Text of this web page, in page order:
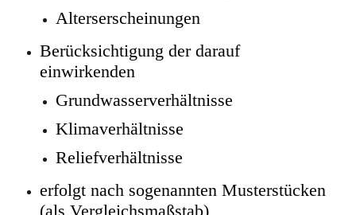
Alterserscheinungen
Berücksichtigung der darauf
einwirkenden
Grundwasserverhältnisse
Klimaverhältnisse
Reliefverhältnisse
erfolgt nach sogenannten Musterstücken
(als Vergleichsmaßstab)